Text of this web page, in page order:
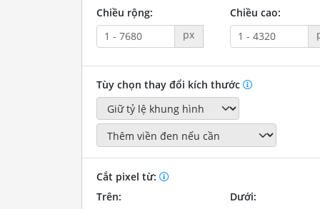
Chiều rộng:
px
Chiều cao:
Tùy chọn thay đổi kích thước
Cắt pixel từ:
Trên:
Dưới: